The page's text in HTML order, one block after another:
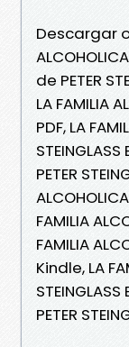
Descargar o
de PETER
LA FAMILIA
PDF, LA
PETER
FAMILIA
FAMILIA
Kindle, LA
PETER